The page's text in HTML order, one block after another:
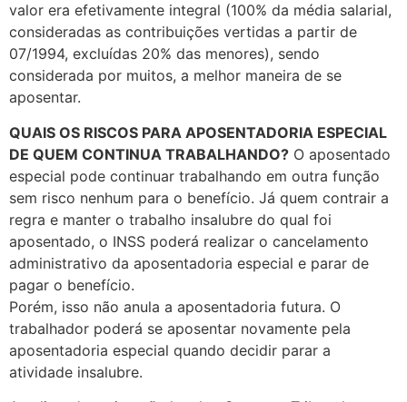
valor era efetivamente integral (100% da média salarial,
consideradas as contribuições vertidas a partir de
07/1994, excluídas 20% das menores), sendo
considerada por muitos, a melhor maneira de se
aposentar.
QUAIS OS RISCOS PARA APOSENTADORIA ESPECIAL
DE QUEM CONTINUA TRABALHANDO? O aposentado
especial pode continuar trabalhando em outra função
sem risco nenhum para o benefício. Já quem contrair a
regra e manter o trabalho insalubre do qual foi
aposentado, o INSS poderá realizar o cancelamento
administrativo da aposentadoria especial e parar de
pagar o benefício.
Porém, isso não anula a aposentadoria futura. O
trabalhador poderá se aposentar novamente pela
aposentadoria especial quando decidir parar a
atividade insalubre.